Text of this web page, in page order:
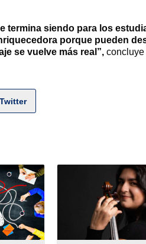
termina siendo para los
porque pueden
se vuelve más real”,